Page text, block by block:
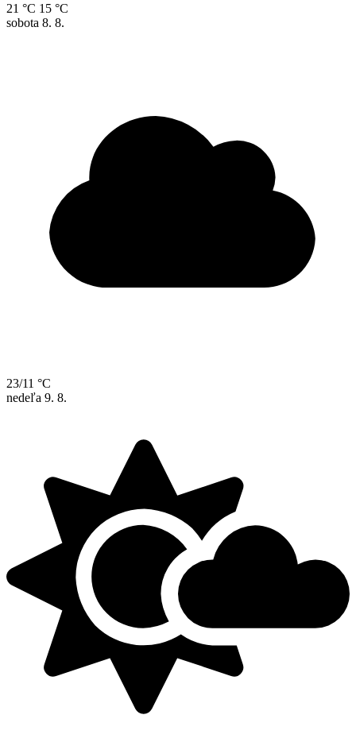
21 °C 15 °C
sobota 8. 8.
23/11 °C
nedeľa 9. 8.